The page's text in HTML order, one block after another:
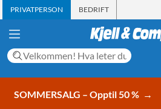
PRIVATPERSON BEDRIFT
SOMMERSALG – Opptil 50 % →